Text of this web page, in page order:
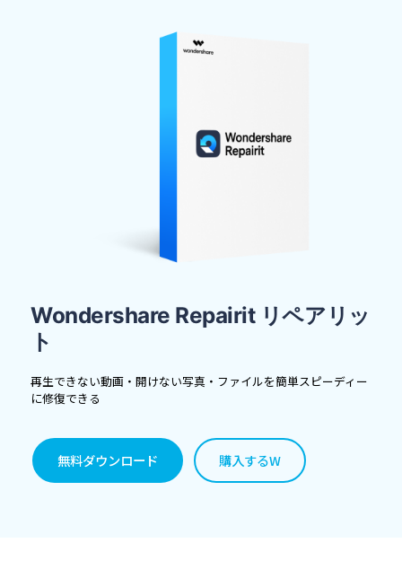
Wondershare Repairitリペアリッ
ト
再生できない動画・開けない写真・ファイルを簡単スピーディー
に修復できる
無料ダウンロード 購入するw